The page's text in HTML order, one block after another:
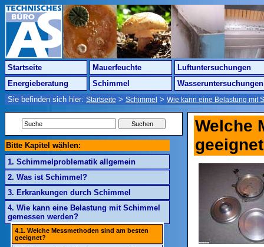
Startseite Mauerfeuchte
Luftuntersuchungen
Energieberatung
Schimmel
Wasseruntersuchungen
Sie befinden sich hier: Startseite > Schimmel > Wie kann eine Belastung mit
Bitte Kapitel wählen:
1. Schimmelproblematik allgemein
2. Was ist Schimmel?
3. Erkrankungen durch Schimmel
4. Wie kann eine Belastung mit Schimmel
gemessen werden?
4.1. Welche Messmethoden sind am besten
geeignet?
Welche